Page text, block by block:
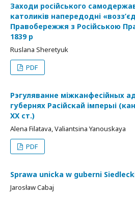
Заходи російського
католиків напередодні
Правобережжя з Російською
1839 р
Ruslana Sheretyuk
PDF
Рэгуляванне міжканфесійных
губернях Расійскай імперыі
XX ст.)
Alena Filatava, Valiantsina Yanouskaya
PDF
Sprawa unicka w guberni
Jarosław Cabaj